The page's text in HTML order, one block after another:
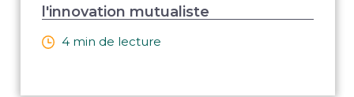
l'innovation mutualiste
4 min de lecture